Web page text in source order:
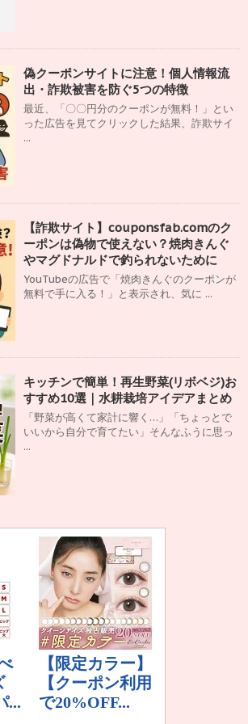
偽クーポンサイトに注意！個人情報流
出・詐欺被害を防ぐ5つの特徴
最近、「〇〇円分のクーポンが無料！」とい
った広告を見てクリックした結果、詐欺サイ
...
【詐欺サイト】couponsfab.comのク
ーポンは偽物で使えない？焼肉きんぐ
やマグドナルドで釣られないために
YouTubeの広告で「焼肉きんぐのクーポンが
無料で手に入る！」と表示され、気に ...
キッチンで簡単！再生野菜(リボベジ)お
すすめ10選｜水耕栽培アイデアまとめ
「野菜が高くて家計に響く…」「ちょっとで
いいから自分で育てたい」そんなふうに思っ
...